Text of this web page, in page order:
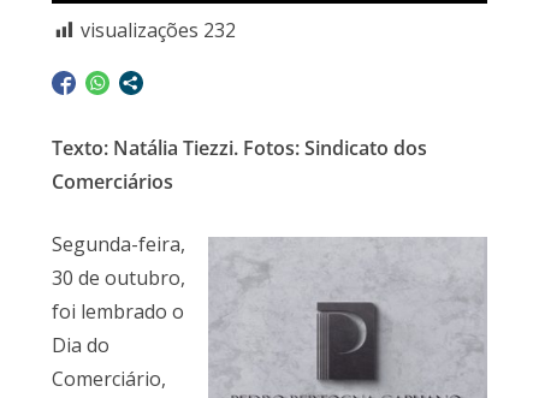
visualizações 232
Texto: Natália Tiezzi. Fotos: Sindicato dos
Comerciários
Segunda-feira,
30 de outubro,
foi lembrado o
Dia do
Comerciário,